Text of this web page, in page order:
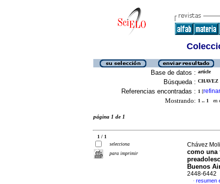
Base de datos : article
Búsqueda : CHAVEZ
Referencias encontradas : 1 [refinar
Mostrando: 1 .. 1 en
página 1 de 1
1 / 1
selecciona
para imprimir
Chávez
como una
Buenos
2448-6442
· resumen